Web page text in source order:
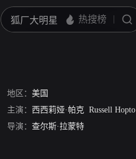
地区： 美国
主演： 西西莉娅·帕克 Russell Hopton
导演： 查尔斯·拉蒙特